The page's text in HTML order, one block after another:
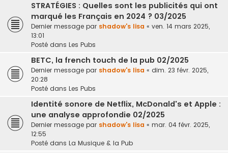
STRATÉGIES : Quelles sont les publicités qui ont
marqué les Français en 2024 ? 03/2025
Dernier message par shadow's lisa « ven. 14 mars 2025,
13:01
Posté dans Les Pubs
BETC, la french touch de la pub 02/2025
Dernier message par shadow's lisa « dim. 23 févr. 2025,
20:28
Posté dans Les Pubs
Identité sonore de Netflix, McDonald's et Apple :
une analyse approfondie 02/2025
Dernier message par shadow's lisa « mar. 04 févr. 2025,
12:55
Posté dans La Musique & la Pub